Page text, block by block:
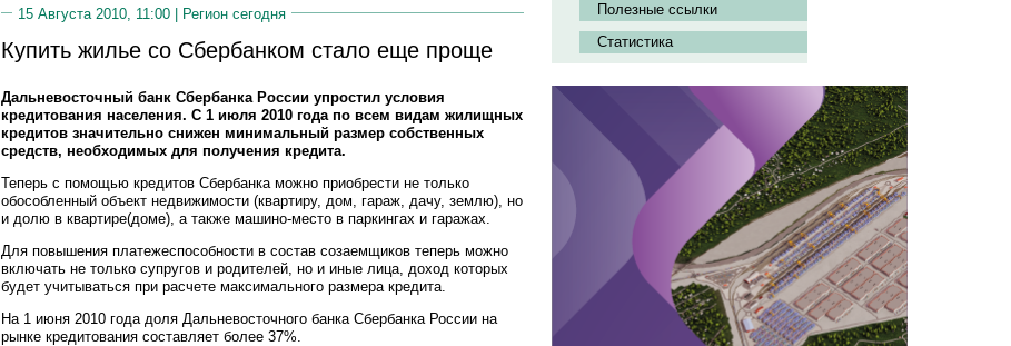
15 Августа 2010, 11:00 | Регион сегодня
Купить жилье со Сбербанком стало еще проще
Дальневосточный банк Сбербанка России упростил условия
кредитования населения. С 1 июля 2010 года по всем видам жилищных
кредитов значительно снижен минимальный размер собственных
средств, необходимых для получения кредита.
Теперь с помощью кредитов Сбербанка можно приобрести не только
обособленный объект недвижимости (квартиру, дом, гараж, дачу, землю), но
и долю в квартире(доме), а также машино-место в паркингах и гаражах.
Для повышения платежеспособности в состав созаемщиков теперь можно
включать не только супругов и родителей, но и иные лица, доход которых
будет учитываться при расчете максимального размера кредита.
На 1 июня 2010 года доля Дальневосточного банка Сбербанка России на
рынке кредитования составляет более 37%.
Полезные ссылки
Статистика